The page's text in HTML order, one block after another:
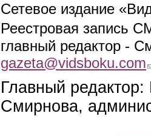
Сетевое издание
Реестровая запись
главный редактор -
gazeta@vidsboku.com
Главный
Смирнова,